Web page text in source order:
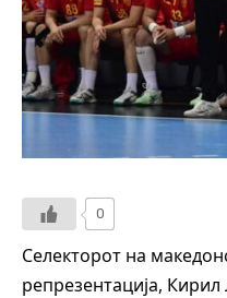
0
Селекторот на
репрезентација,